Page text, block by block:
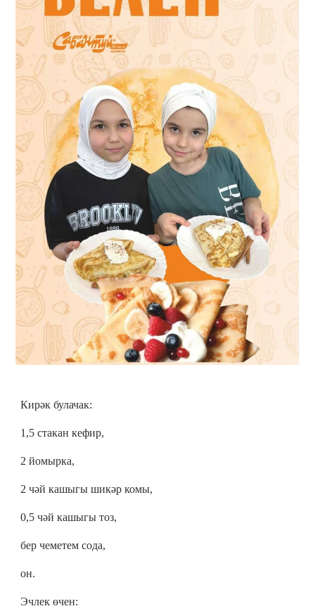
Кирәк булачак:
1,5 стакан кефир,
2 йомырка,
2 чәй кашыгы шикәр комы,
0,5 чәй кашыгы тоз,
бер чеметем сода,
он.
Эчлек өчен: